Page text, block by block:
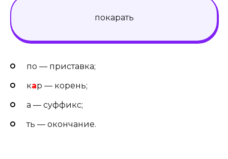
покарать
по — приставка;
кар — корень;
а — суффикс;
ть — окончание.